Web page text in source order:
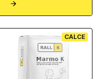
CALCE